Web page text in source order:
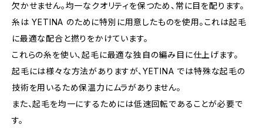
欠かせません。均一なクオリティを保つため、常に目を配ります。
糸は YETINA のために特別に用意したものを使用。これは起毛
に最適な配合と撚りをかけています。
これらの糸を使い、起毛に最適な独自の編み目に仕上げます。
起毛には様々な方法がありますが、YETINA では特殊な起毛の
技術を用いるため保温力にムラがありません。
また、起毛を均一にするためには低速回転であることが必要で
す。